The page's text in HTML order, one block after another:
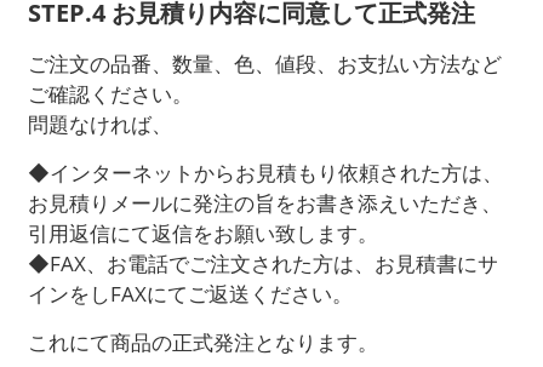
STEP.4 お見積り内容に同意して正式発注
ご注文の品番、数量、色、値段、お支払い方法など
ご確認ください。
問題なければ、
◆インターネットからお見積もり依頼された方は、
お見積りメールに発注の旨をお書き添えいただき、
引用返信にて返信をお願い致します。
◆FAX、お電話でご注文された方は、お見積書にサ
インをしFAXにてご返送ください。
これにて商品の正式発注となります。